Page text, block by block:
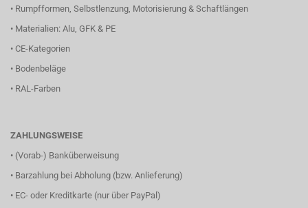
• Rumpfformen, Selbstlenzung, Motorisierung & Schaftlängen
• Materialien: Alu, GFK & PE
• CE-Kategorien
• Bodenbeläge
• RAL-Farben
ZAHLUNGSWEISE
• (Vorab-) Banküberweisung
• Barzahlung bei Abholung (bzw. Anlieferung)
• EC- oder Kreditkarte (nur über PayPal)